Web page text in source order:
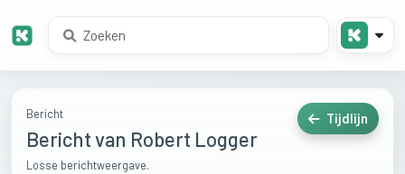
Bericht
Bericht van Robert Logger
Losse berichtweergave.
Tijdlijn